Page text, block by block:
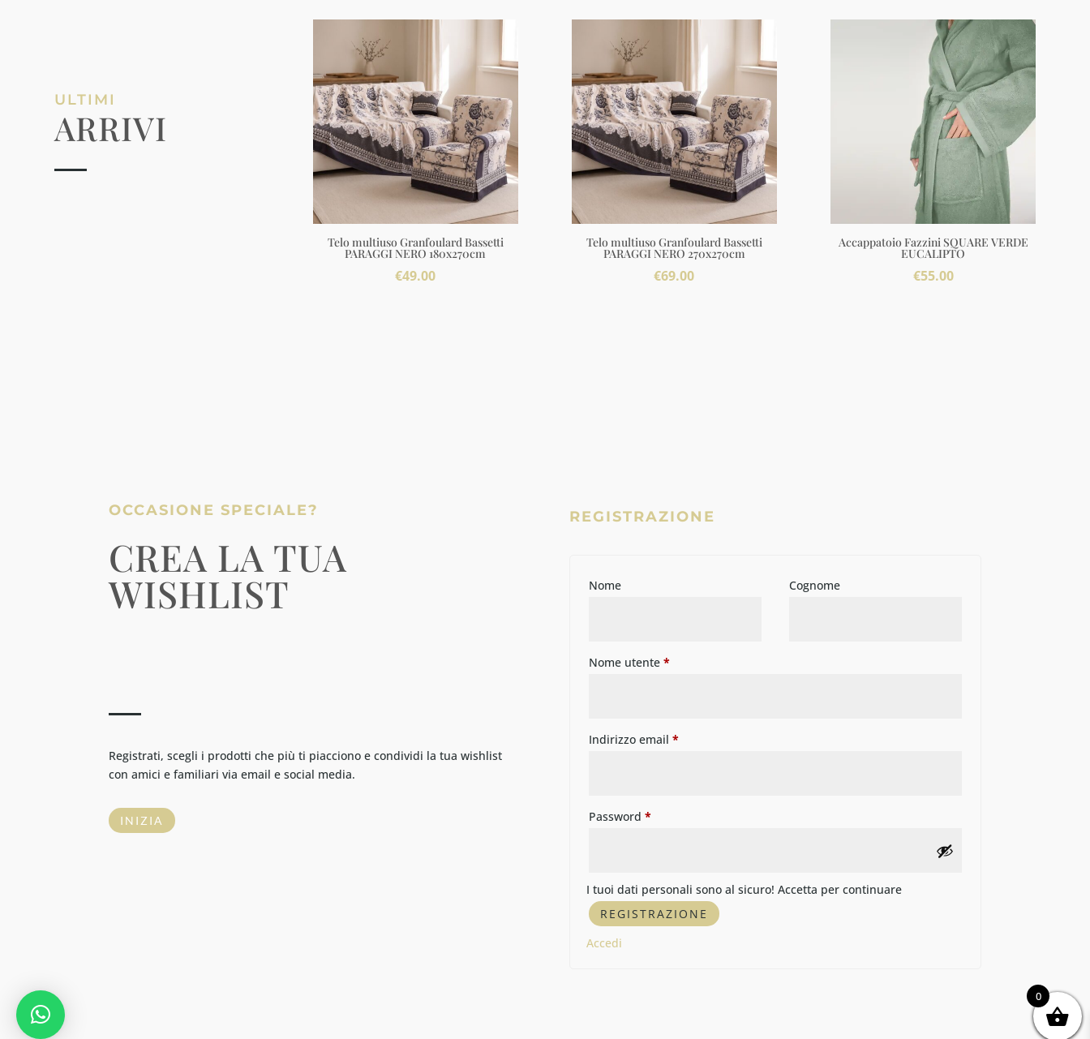
ULTIMI
ARRIVI
Telo multiuso Granfoulard Bassetti
PARAGGI NERO 180x270cm
€49.00
Telo multiuso Granfoulard Bassetti
PARAGGI NERO 270x270cm
€69.00
Accappatoio Fazzini SQUARE VERDE
EUCALIPTO
€55.00
OCCASIONE SPECIALE?
CREA LA TUA
WISHLIST
Registrati, scegli i prodotti che più ti piacciono e condividi la tua wishlist
con amici e familiari via email e social media.
INIZIA
REGISTRAZIONE
Nome Cognome
Nome utente *
Indirizzo email *
Password *
I tuoi dati personali sono al sicuro! Accetta per continuare
Accedi
0